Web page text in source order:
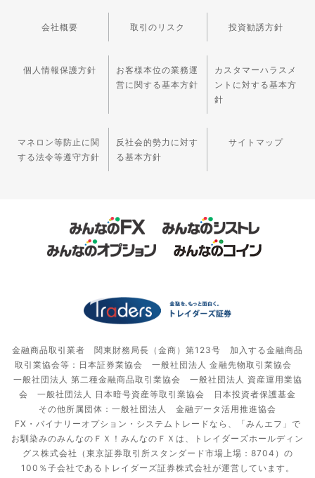
会社概要 取引のリスク 投資勧誘方針
個人情報保護方針
お客様本位の業務運
営に関する基本方針
カスタマーハラスメ
ントに対する基本方
針
マネロン等防止に関
する法令等遵守方針
反社会的勢力に対す
る基本方針
サイトマップ
金融商品取引業者 関東財務局長（金商）第123号 加入する金融商品
取引業協会等：日本証券業協会 一般社団法人 金融先物取引業協会
一般社団法人 第二種金融商品取引業協会 一般社団法人 資産運用業協
会 一般社団法人 日本暗号資産等取引業協会 日本投資者保護基金
その他所属団体：一般社団法人 金融データ活用推進協会
FX・バイナリーオプション・システムトレードなら、「みんエフ」で
お馴染みのみんなのＦＸ！みんなのＦＸは、トレイダーズホールディン
グス株式会社（東京証券取引所スタンダード市場上場：8704）の
100％子会社であるトレイダーズ証券株式会社が運営しています。